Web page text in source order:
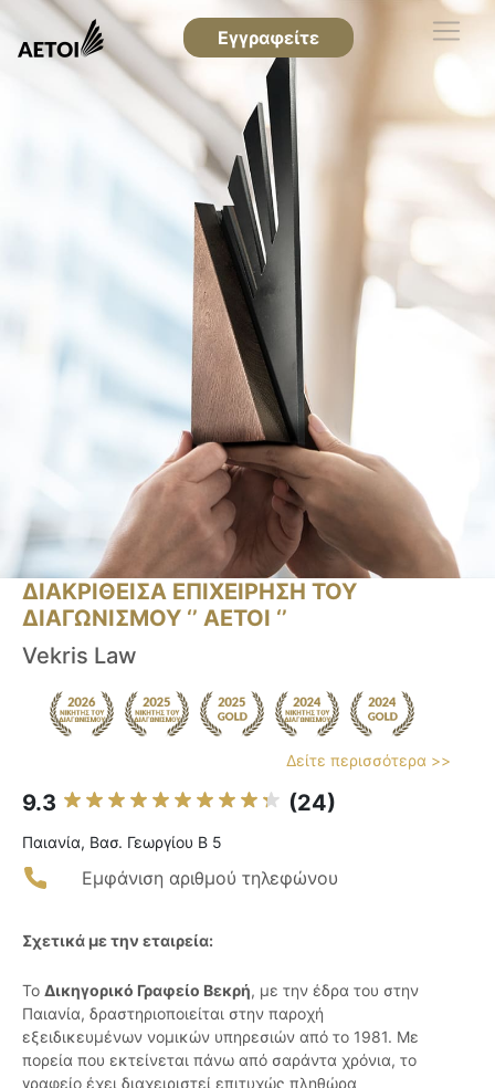
Εγγραφείτε
ΔΙΑΚΡΙΘΕΙΣΑ ΕΠΙΧΕΙΡΗΣΗ ΤΟΥ
ΔΙΑΓΩΝΙΣΜΟΥ ‘’ ΑΕΤΟΙ ‘’
Vekris Law
Δείτε περισσότερα >>
9.3 (24)
Παιανία, Βασ. Γεωργίου Β 5
Εμφάνιση αριθμού τηλεφώνου
Σχετικά με την εταιρεία:
Το Δικηγορικό Γραφείο Βεκρή, με την έδρα του στην
Παιανία, δραστηριοποιείται στην παροχή
εξειδικευμένων νομικών υπηρεσιών από το 1981. Με
πορεία που εκτείνεται πάνω από σαράντα χρόνια, το
γραφείο έχει διαχειριστεί επιτυχώς πληθώρα